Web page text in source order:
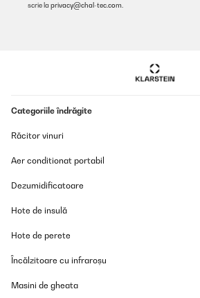
scrie la privacy@chal-tec.com
Categoriile îndrăgite
Răcitor vinuri
Aer conditionat portabil
Dezumidificatoare
Hote de insulă
Hote de perete
Încălzitoare cu infraroșu
Masini de gheata